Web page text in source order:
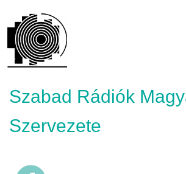
Szabad Rádiók
Szervezete